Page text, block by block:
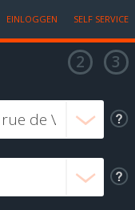
EINLOGGEN SELF SERVICE